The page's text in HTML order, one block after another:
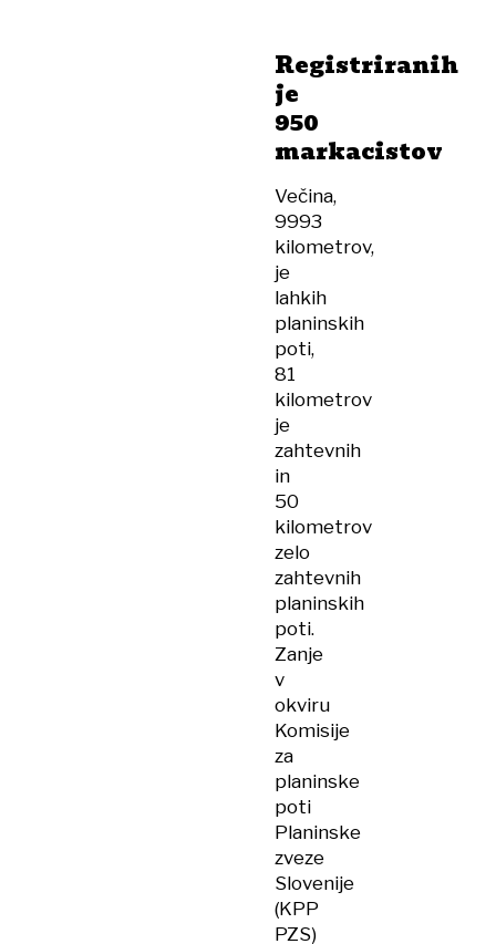
Registriranih
je
950
markacistov
Večina,
9993
kilometrov,
je
lahkih
planinskih
poti,
81
kilometrov
je
zahtevnih
in
50
kilometrov
zelo
zahtevnih
planinskih
poti.
Zanje
v
okviru
Komisije
za
planinske
poti
Planinske
zveze
Slovenije
(KPP
PZS)